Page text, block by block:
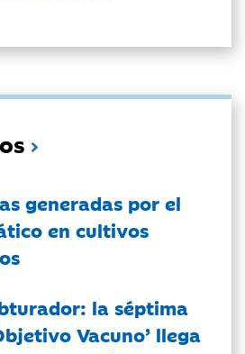
generadas por el
en cultivos
la séptima
Vacuno’ llega